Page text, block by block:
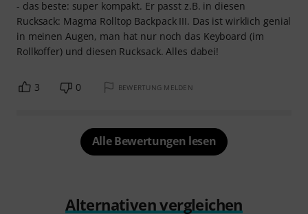
- das beste: super kompakt. Er passt z.B. in diesen
Rucksack: Magma Rolltop Backpack III. Das ist wirklich genial
in meinen Augen, man hat nur noch das Keyboard (im
Rollkoffer) und diesen Rucksack. Alles dabei!
3 0 BEWERTUNG MELDEN
Alle Bewertungen lesen
Alternativen vergleichen